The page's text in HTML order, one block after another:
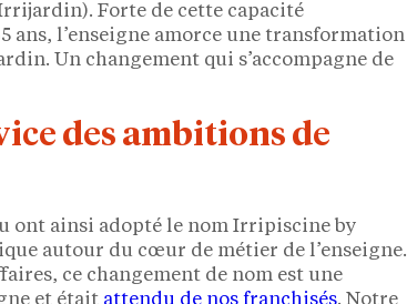
Forte de cette capacité
ans, l’enseigne amorce une transformation
Un changement qui s’accompagne de
des ambitions de
ont ainsi adopté le nom Irripiscine by
autour du cœur de métier de l’enseigne.
ce changement de nom est une
et était attendu de nos franchisés. Notre